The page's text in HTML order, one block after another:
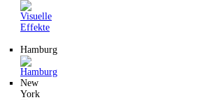
Hamburg
New
York